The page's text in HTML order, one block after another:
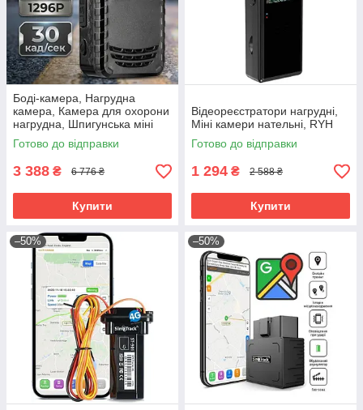
Боді-камера, Нагрудна
камера, Камера для охорони
нагрудна, Шпигунська міні
камера з великим часом
запису, RYH
Готово до відправки
3 388 ₴ 6 776 ₴
Купити
Відеореєстратори нагрудні,
Міні камери нательні, RYH
Готово до відправки
1 294 ₴ 2 588 ₴
Купити
–50% –50%